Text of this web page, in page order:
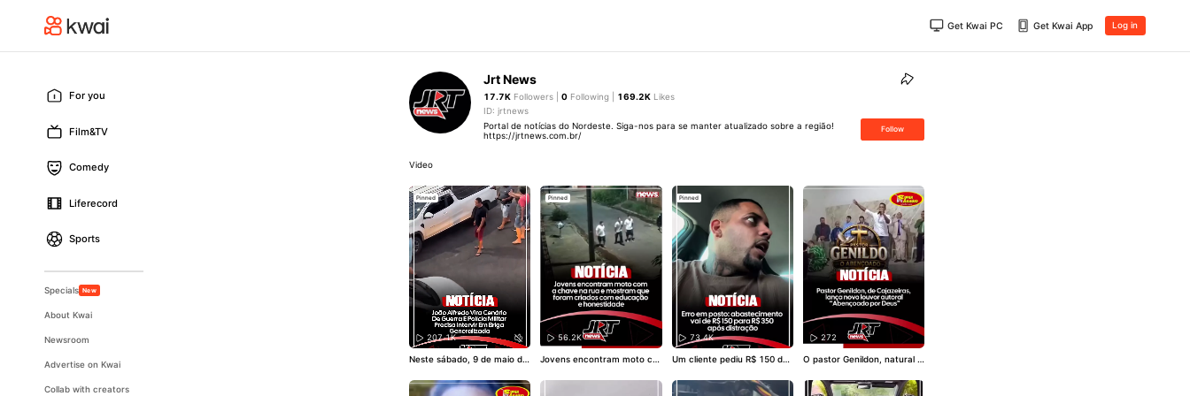
Get Kwai PC Get Kwai App Log in
For you
Film&TV
Comedy
Liferecord
Sports
Specials New
About Kwai
Newsroom
Advertise on Kwai
Collab with creators
Jrt News
17.7K Followers |0 Following | 169.2K Likes
ID: jrtnews
Portal de notícias do Nordeste. Siga-nos para se manter atualizado sobre a região!
https://jrtnews.com.br/
Follow
Video
Pinned
207.1K
Neste sábado, 9 de maio de
nambuco precisou intervir e
m brigas generalizadas ocor
Pinned
56.2K
Jovens encontram moto co
que foram criados com edu
Pinned
73.4K
Um cliente pediu R$ 150 de
ção da frentista, o valor che
gou a R$ 350. O erro gerou
272
O pastor Genildon, natural d
araíba, lançou seu novo lou
vor autoral, “Abençoado por